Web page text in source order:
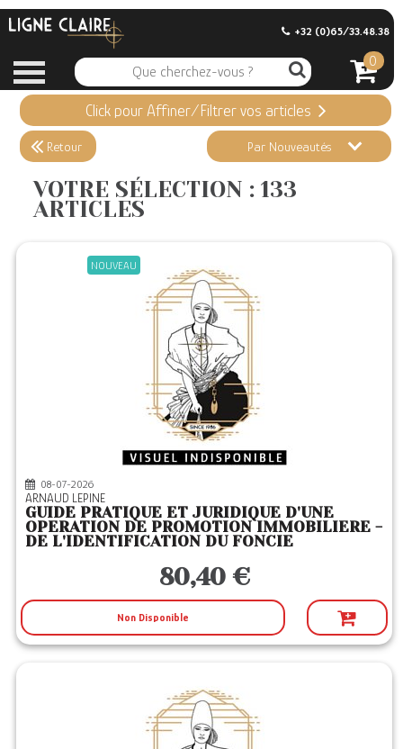
+32 (0)65/33.48.38
0
Appliquer ma Sélection
133 ARTICLES
Effacer vos sélections
Informations
Stock en magasin
DELMAS(10)
DUNOD(3)
LEFEBVRE(6)
Click pour Affiner/Filtrer vos articles
Retour Par Nouveautés
VOTRE SÉLECTION : 133
ARTICLES
NOUVEAU
08-07-2026
ARNAUD LEPINE
GUIDE PRATIQUE ET JURIDIQUE D'UNE
OPERATION DE PROMOTION IMMOBILIERE -
DE L'IDENTIFICATION DU FONCIE
80,40 €
Non Disponible